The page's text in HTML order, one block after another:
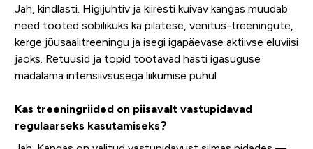
Jah, kindlasti. Higijuhtiv ja kiiresti kuivav kangas muudab
need tooted sobilikuks ka pilatese, venitus-treeningute,
kerge jõusaalitreeningu ja isegi igapäevase aktiivse eluviisi
jaoks. Retuusid ja topid töötavad hästi igasuguse
madalama intensiivsusega liikumise puhul.
Kas treeningriided on piisavalt vastupidavad
regulaarseks kasutamiseks?